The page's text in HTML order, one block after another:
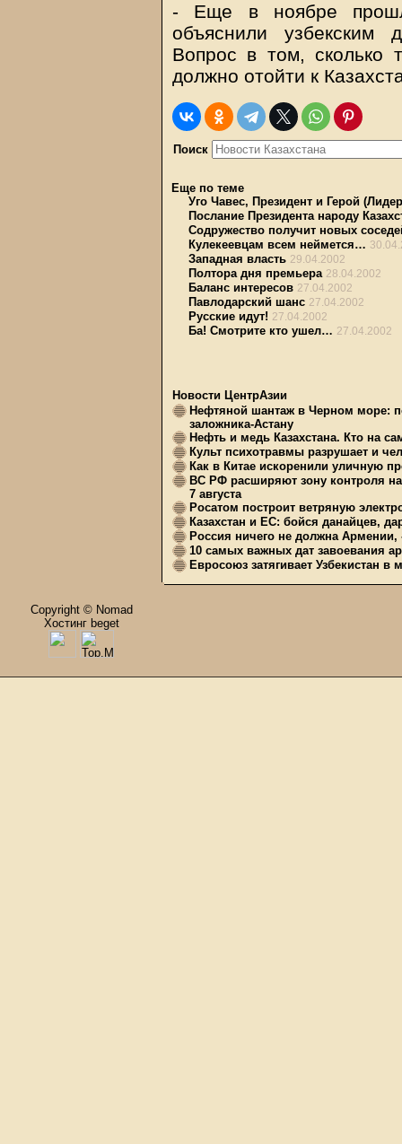
- Еще в ноябре
объяснили узбекским
Вопрос в том, сколько
должно отойти к
Поиск
Еще по теме
Уго Чавес, Президент и Герой
Послание Президента народу
Содружество получит новых
Кулекеевцам всем неймется…
Западная власть 29.04.2002
Полтора дня премьера 28.04.2002
Баланс интересов 27.04.2002
Павлодарский шанс 27.04.2002
Русские идут! 27.04.2002
Ба! Смотрите кто ушел… 27.04.2002
Новости ЦентрАзии
Нефтяной шантаж в Черном море:
заложника-Астану
Нефть и медь Казахстана. Кто на
Культ психотравмы разрушает и
Как в Китае искоренили уличную
ВС РФ расширяют зону контроля на
7 августа
Росатом построит ветряную
Казахстан и ЕС: бойся данайцев,
Россия ничего не должна Армении,
10 самых важных дат завоевания
Евросоюз затягивает Узбекистан
Copyright © Nomad
Хостинг beget